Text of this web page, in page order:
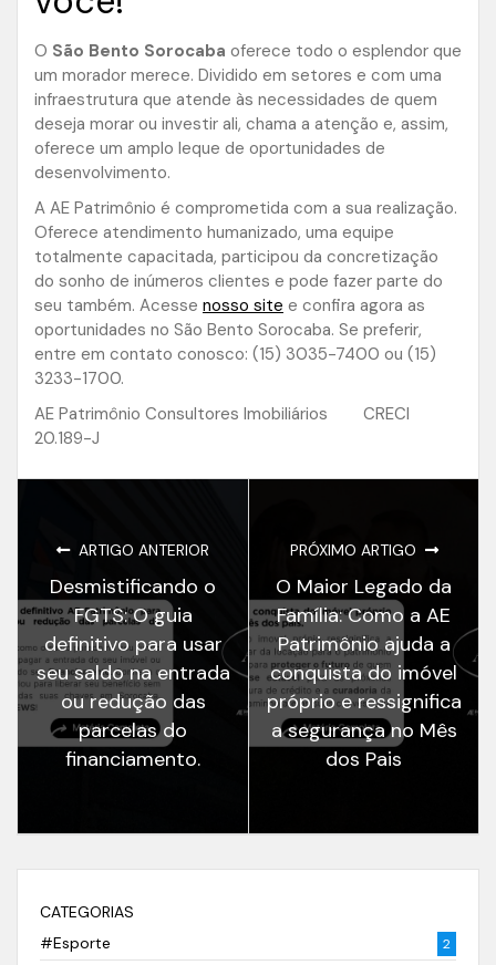
O São Bento Sorocaba oferece todo o esplendor que
um morador merece. Dividido em setores e com uma
infraestrutura que atende às necessidades de quem
deseja morar ou investir ali, chama a atenção e, assim,
oferece um amplo leque de oportunidades de
desenvolvimento.
A AE Patrimônio é comprometida com a sua realização.
Oferece atendimento humanizado, uma equipe
totalmente capacitada, participou da concretização
do sonho de inúmeros clientes e pode fazer parte do
seu também. Acesse nosso site e confira agora as
oportunidades no São Bento Sorocaba. Se preferir,
entre em contato conosco: (15) 3035-7400 ou (15)
3233-1700.
AE Patrimônio Consultores Imobiliários CRECI
20.189-J
ARTIGO ANTERIOR
Desmistificando o
FGTS: O guia
definitivo para usar
seu saldo na entrada
ou redução das
parcelas do
financiamento.
PRÓXIMO ARTIGO
O Maior Legado da
Família: Como a AE
Patrimônio ajuda a
conquista do imóvel
próprio e ressignifica
a segurança no Mês
dos Pais
CATEGORIAS
#Esporte
2